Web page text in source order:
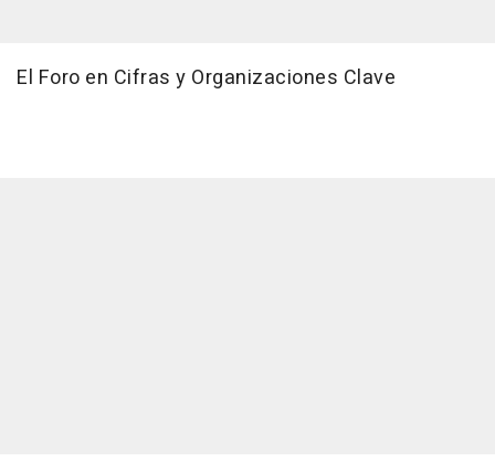
El Foro en Cifras y Organizaciones Clave